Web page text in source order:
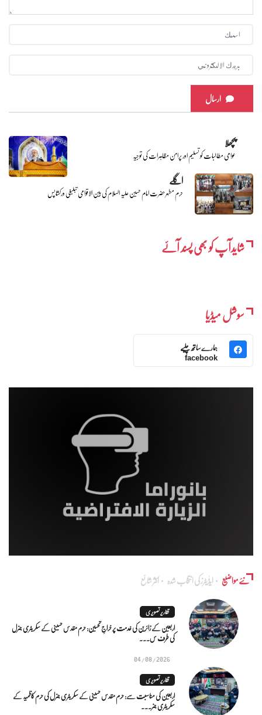
ارسال
پچھلا
عوامی مطالبات کو تسلیم اور پرامن مظاہرات کی توجیہ
اگلے
حرم مطہر حضرت امام حسین علیہ السلام کی بین الاقوامی تبلیغی ورکشاپس
شایدآپ کو بھی پسند آئے
سوشل میڈیا
ہمارے ساتھ چلیے
facebook
نئے مواضیع ایڈٰیٹرز کی انتخاب شدہ اکثر شائع
تقاریر تصویری
اربعین کے زائرین کی خدمت پر خراجِ تحسین: حرم مقدس حسینی کے سکریٹری جنرل
کی طرف س...
04/08/2026
تقاریر تصویری
اربعین کی مناسبت سے: حرم مقدس حسینی کے سکریٹری جنرل کی حرم کاظمیہ کے
سکریٹری جنر...